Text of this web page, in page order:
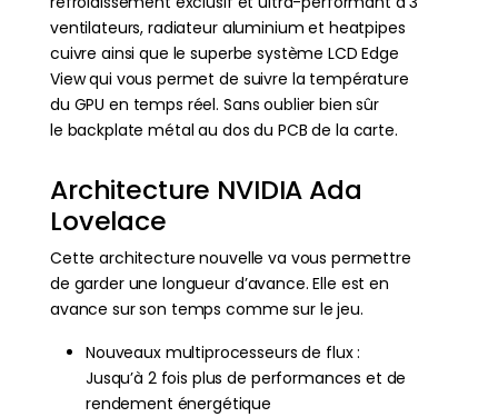
ventilateurs, radiateur aluminium et heatpipes
cuivre ainsi que le superbe système LCD Edge
View qui vous permet de suivre la température
du GPU en temps réel. Sans oublier bien sûr
le backplate métal au dos du PCB de la carte.
Architecture NVIDIA Ada
Lovelace
Cette architecture nouvelle va vous permettre
de garder une longueur d’avance. Elle est en
avance sur son temps comme sur le jeu.
Nouveaux multiprocesseurs de flux :
Jusqu’à 2 fois plus de performances et de
rendement énergétique